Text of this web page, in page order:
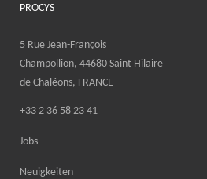
PROCYS
5 Rue Jean-François
Champollion, 44680 Saint Hilaire
de Chaléons, FRANCE
+33 2 36 58 23 41
Jobs
Neuigkeiten